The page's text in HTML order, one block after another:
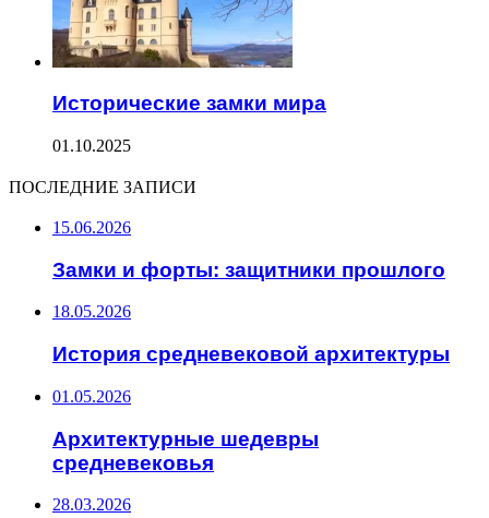
Исторические замки мира
01.10.2025
ПОСЛЕДНИЕ ЗАПИСИ
15.06.2026
Замки и форты: защитники прошлого
18.05.2026
История средневековой архитектуры
01.05.2026
Архитектурные шедевры
средневековья
28.03.2026